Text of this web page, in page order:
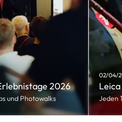
2026
und Photowalks
02/04/
Jeden